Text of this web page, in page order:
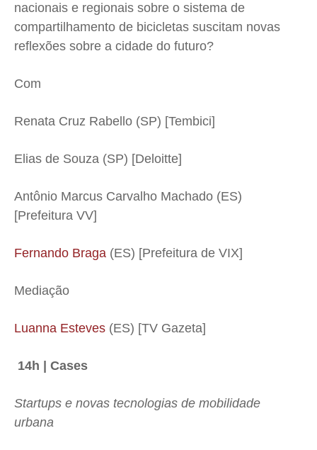
nacionais e regionais sobre o sistema de
compartilhamento de bicicletas suscitam novas
reflexões sobre a cidade do futuro?
Com
Renata Cruz Rabello (SP) [Tembici]
Elias de Souza (SP) [Deloitte]
Antônio Marcus Carvalho Machado (ES)
[Prefeitura VV]
Fernando Braga (ES) [Prefeitura de VIX]
Mediação
Luanna Esteves (ES) [TV Gazeta]
14h | Cases
Startups e novas tecnologias de mobilidade
urbana